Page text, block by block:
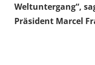
Weltuntergang“,
Präsident Marcel